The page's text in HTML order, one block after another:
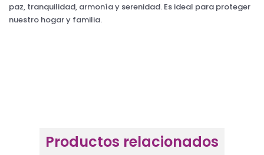
paz, tranquilidad, armonía y serenidad. Es ideal para proteger
nuestro hogar y familia.
Productos relacionados